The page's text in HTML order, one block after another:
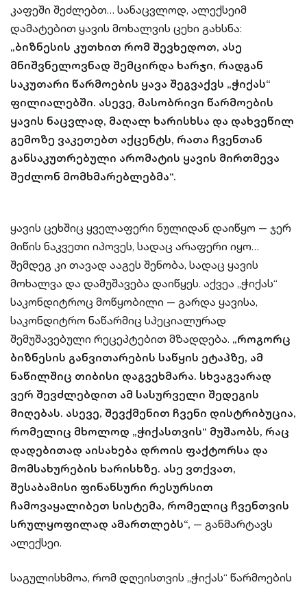
კაფეში შეძლებთ… სანაცვლოდ, ალექსეიმ
დამატებით ყავის მოხალვის ცეხი გახსნა:
„ბიზნესის კუთხით რომ შევხედოთ, ასე
მნიშვნელოვნად შემცირდა ხარჯი, რადგან
საკუთარი წარმოების ყავა შეგვაქვს „ჭიქას“
ფილიალებში. ასევე, მასობრივი წარმოების
ყავის ნაცვლად, მაღალ ხარისხსა და დახვეწილ
გემოზე ვაკეთებთ აქცენტს, რათა ჩვენთან
განსაკუთრებული არომატის ყავის მირთმევა
შეძლონ მომხმარებლებმა“.
ყავის ცეხშიც ყველაფერი ნულიდან დაიწყო — ჯერ
მიწის ნაკვეთი იპოვეს, სადაც არაფერი იყო…
შემდეგ კი თავად ააგეს შენობა, სადაც ყავის
მოხალვა და დამუშავება დაიწყეს. აქვეა „ჭიქას“
საკონდიტროც მოწყობილი — გარდა ყავისა,
საკონდიტრო ნაწარმიც სპეციალურად
შემუშავებული რეცეპტებით მზადდება. „როგორც
ბიზნესის განვითარების საწყის ეტაპზე, ამ
ნაწილშიც თიბისი დაგვეხმარა. სხვაგვარად
ვერ შევძლებდით ამ სასურველი შედეგის
მიღებას. ასევე, შევქმენით ჩვენი დისტრიბუცია,
რომელიც მხოლოდ „ჭიქასთვის“ მუშაობს, რაც
დადებითად აისახება დროის ფაქტორსა და
მომსახურების ხარისხზე. ასე ვთქვათ,
შესაბამისი ფინანსური რესურსით
ჩამოვაყალიბეთ სისტემა, რომელიც ჩვენთვის
სრულყოფილად ამართლებს“, — განმარტავს
ალექსეი.
საგულისხმოა, რომ დღეისთვის „ჭიქას“ წარმოების